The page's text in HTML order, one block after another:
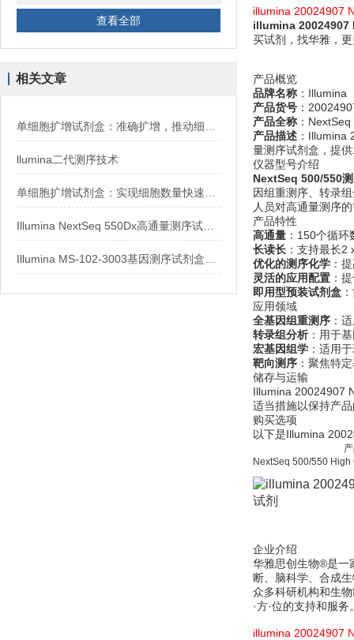
查看全部
相关文章
llumina二代测序技术
illumina 20024907
illumina 20024907
买试剂，找华雅，
产品概览
品牌名称 ：Illumina
产品货号 ：
产品全称 ：
产品描述 ：
量测序试剂盒，提
仪器型号介绍
NextSeq 500/550
因组重测序、转录
人员对高通量测序
产品特性
高通量 ：150个循
长读长 ：支持最长
优化的测序化学 ：
灵活的应用配置 ：
即用型预装试剂盒
应用领域
全基因组重测序 ：
转录组分析 ：用于
宏基因组学 ：适用
靶向测序 ：聚焦特
储存与运输
Illumina 20024907
适当措施以保持产
购买选项
以下是Illumina
NextSeq 500/550
企业介绍
华雅思创生物®是一
断、脑科学、合成
众多科研机构和生
·方·位的支持和服务
illumina 20024907